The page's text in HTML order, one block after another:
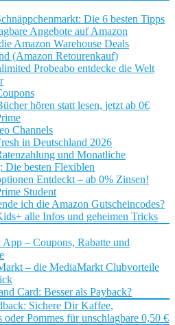
Die 6 besten Tipps
Angebote auf Amazon
Amazon Warehouse Deals
(Amazon Retourenkauf)
Probeabo entdecke die Welt
hören statt lesen, jetzt ab 0€
Channels
in Deutschland 2026
und Monatliche
Die besten Flexiblen
Entdeckt – ab 0% Zinsen!
Student
ich die Amazon Gutscheincodes?
alle Infos und geheimen Tricks
App – Coupons, Rabatte und
– die MediaMarkt Clubvorteile
Card: Besser als Payback?
Sichere Dir Kaffee,
oder Pommes für unschlagbare 0,50 €